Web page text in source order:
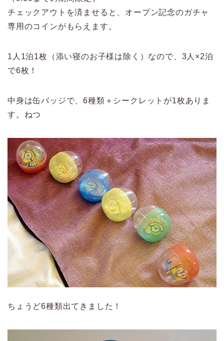
チェックアウトを済ませると、オープン記念のガチャ
専用のコインがもらえます。
1人1泊1枚（添い寝のお子様は除く）なので、3人×2泊
で6枚！
中身は缶バッジで、6種類＋シークレットが1枚ありま
す。ねつ
ちょうど6種類出てきました！